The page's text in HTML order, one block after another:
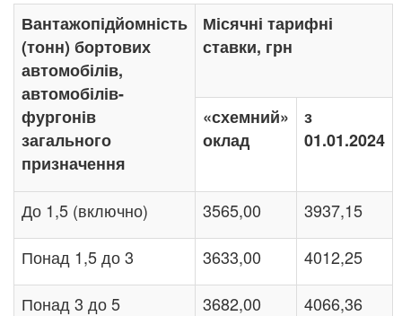
Вантажопідйомність
(тонн) бортових
автомобілів,
автомобілів-
фургонів
загального
призначення
Місячні тарифні
ставки, грн
«схемний»
оклад
з
01.01.2024
До 1,5 (включно) 3565,00
3937,15
Понад 1,5 до 3
3633,00
4012,25
Понад 3 до 5
3682,00
4066,36